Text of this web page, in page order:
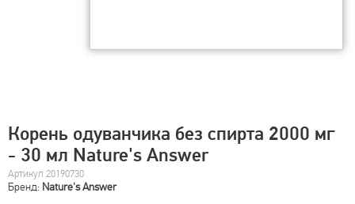
Корень одуванчика без спирта 2000 мг
- 30 мл Nature's Answer
Артикул 20190730
Бренд: Nature's Answer